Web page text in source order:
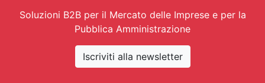
Soluzioni B2B per il Mercato delle Imprese e per la
Pubblica Amministrazione
Iscriviti alla newsletter